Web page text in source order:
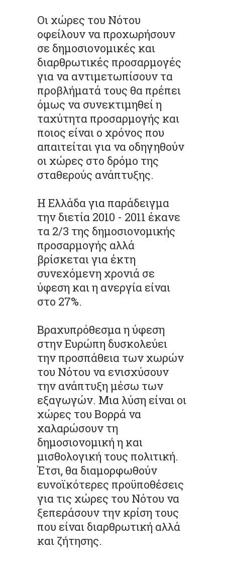
Οι χώρες του Νότου
οφείλουν να προχωρήσουν
σε δημοσιονομικές και
διαρθρωτικές προσαρμογές
για να αντιμετωπίσουν τα
προβλήματά τους θα πρέπει
όμως να συνεκτιμηθεί η
ταχύτητα προσαρμογής και
ποιος είναι ο χρόνος που
απαιτείται για να οδηγηθούν
οι χώρες στο δρόμο της
σταθερούς ανάπτυξης.
Η Ελλάδα για παράδειγμα
την διετία 2010 - 2011 έκανε
τα 2/3 της δημοσιονομικής
προσαρμογής αλλά
βρίσκεται για έκτη
συνεχόμενη χρονιά σε
ύφεση και η ανεργία είναι
στο 27%.
Βραχυπρόθεσμα η ύφεση
στην Ευρώπη δυσκολεύει
την προσπάθεια των χωρών
του Νότου να ενισχύσουν
την ανάπτυξη μέσω των
εξαγωγών. Μια λύση είναι οι
χώρες του Βορρά να
χαλαρώσουν τη
δημοσιονομική η και
μισθολογική τους πολιτική.
Έτσι, θα διαμορφωθούν
ευνοϊκότερες προϋποθέσεις
για τις χώρες του Νότου να
ξεπεράσουν την κρίση τους
που είναι διαρθρωτική αλλά
και ζήτησης.